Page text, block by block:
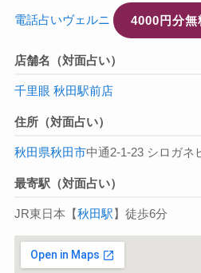
電話占いヴェルニ 4000円分無
店舗名（対面占い）
千里眼 秋田駅前店
住所（対面占い）
秋田県秋田市中通2-1-23 シロガネ
最寄駅（対面占い）
JR東日本【秋田駅】徒歩6分